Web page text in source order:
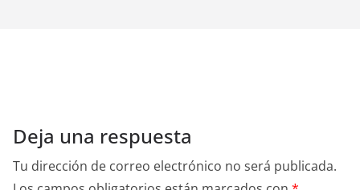
Deja una respuesta
Tu dirección de correo electrónico no será publicada.